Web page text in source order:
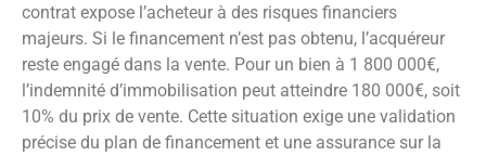
contrat expose l’acheteur à des risques financiers
majeurs. Si le financement n’est pas obtenu, l’acquéreur
reste engagé dans la vente. Pour un bien à 1 800 000€,
l’indemnité d’immobilisation peut atteindre 180 000€, soit
10% du prix de vente. Cette situation exige une validation
précise du plan de financement et une assurance sur la